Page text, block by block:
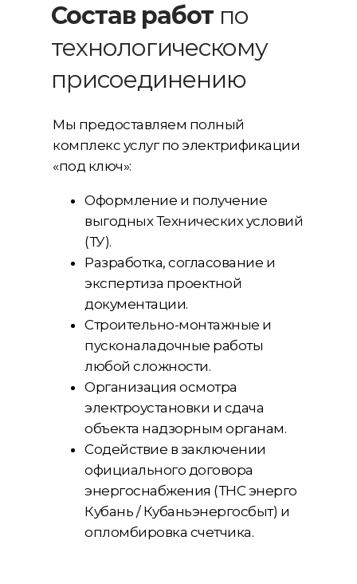
Состав работ по
технологическому
присоединению
Мы предоставляем полный
комплекс услуг по электрификации
«под ключ»:
Оформление и получение
выгодных Технических условий
(ТУ).
Разработка, согласование и
экспертиза проектной
документации.
Строительно-монтажные и
пусконаладочные работы
любой сложности.
Организация осмотра
электроустановки и сдача
объекта надзорным органам.
Содействие в заключении
официального договора
энергоснабжения (ТНС энерго
Кубань / Кубаньэнергосбыт) и
опломбировка счетчика.